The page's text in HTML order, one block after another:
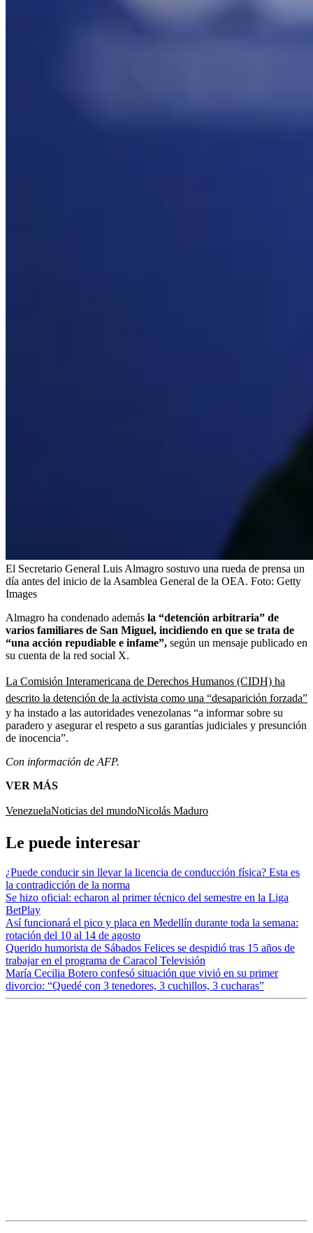
El Secretario General Luis Almagro sostuvo una rueda de prensa un
día antes del inicio de la Asamblea General de la OEA. Foto: Getty
Images
Almagro ha condenado además la “detención arbitraria” de
varios familiares de San Miguel, incidiendo en que se trata de
“una acción repudiable e infame”, según un mensaje publicado en
su cuenta de la red social X.
La Comisión Interamericana de Derechos Humanos (CIDH) ha
descrito la detención de la activista como una “desaparición forzada”
y ha instado a las autoridades venezolanas “a informar sobre su
paradero y asegurar el respeto a sus garantías judiciales y presunción
de inocencia”.
Con información de AFP.
VER MÁS
VenezuelaNoticias del mundoNicolás Maduro
Le puede interesar
¿Puede conducir sin llevar la licencia de conducción física? Esta es
la contradicción de la norma
Se hizo oficial: echaron al primer técnico del semestre en la Liga
BetPlay
Así funcionará el pico y placa en Medellín durante toda la semana:
rotación del 10 al 14 de agosto
Querido humorista de Sábados Felices se despidió tras 15 años de
trabajar en el programa de Caracol Televisión
María Cecilia Botero confesó situación que vivió en su primer
divorcio: “Quedé con 3 tenedores, 3 cuchillos, 3 cucharas”